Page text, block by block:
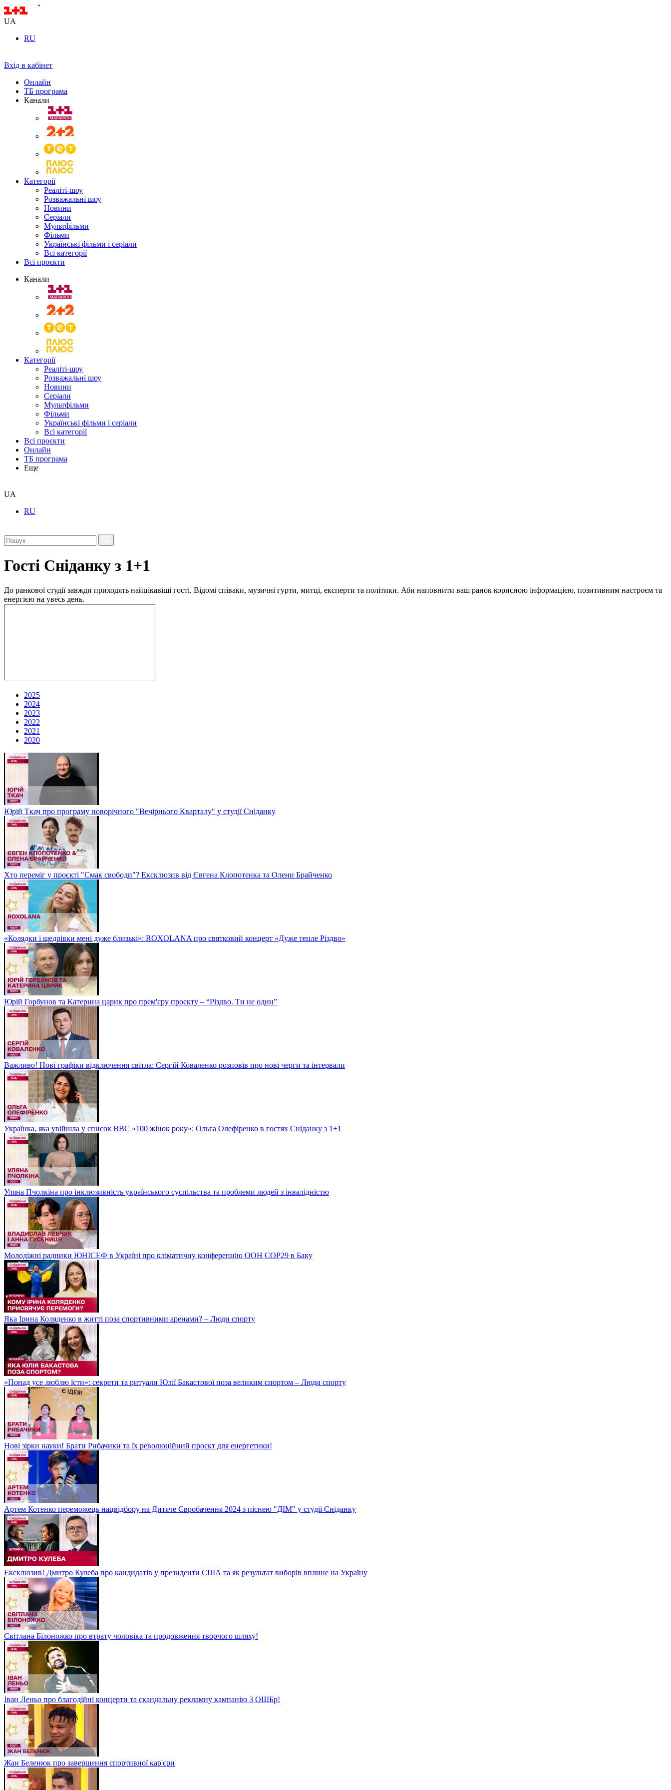
UA
RU
Вхід в кабінет
Онлайн
ТБ програма
Канали
Категорії
Реаліті-шоу
Розважальні шоу
Новини
Серіали
Мультфільми
Фільми
Українські фільми і серіали
Всі категорії
Всі проєкти
Канали
Категорії
Реаліті-шоу
Розважальні шоу
Новини
Серіали
Мультфільми
Фільми
Українські фільми і серіали
Всі категорії
Всі проєкти
Онлайн
ТБ програма
Еще
UA
RU
Гості Сніданку з 1+1
До ранкової студії завжди приходять найцікавіші гості. Відомі співаки, музичні гурти, митці, експерти та політики. Аби наповнити ваш ранок корисною інформацією, позитивним настроєм та
енергією на увесь день.
2025
2024
2023
2022
2021
2020
Юрій Ткач про програму новорічного "Вечірнього Кварталу" у студії Сніданку
Хто переміг у проєкті "Смак свободи"? Ексклюзив від Євгена Клопотенка та Олени Брайченко
«Колядки і щедрівки мені дуже близькі»: ROXOLANA про святковий концерт «Дуже тепле Різдво»
Юрій Горбунов та Катерина царик про прем'єру проєкту – “Різдво. Ти не один”
Важливо! Нові графіки відключення світла: Сергій Коваленко розповів про нові черги та інтервали
Українка, яка увійшла у список BBC «100 жінок року»: Ольга Олефіренко в гостях Сніданку з 1+1
Уляна Пчолкіна про інклюзивність українського суспільства та проблеми людей з інвалідністю
Молодіжні радники ЮНІСЕФ в Україні про кліматичну конференцію ООН COP29 в Баку
Яка Ірина Коляденко в житті поза спортивними аренами? – Люди спорту
«Понад усе люблю їсти»: секрети та ритуали Юлії Бакастової поза великим спортом – Люди спорту
Нові зірки науки! Брати Рибачики та їх революційний проєкт для енергетики!
Артем Котенко переможець нацвідбору на Дитяче Євробачення 2024 з піснею "ДІМ" у студії Сніданку
Ексклюзив! Дмитро Кулеба про кандидатів у президенти США та як результат виборів вплине на Україну
Світлана Білоножко про втрату чоловіка та продовження творчого шляху!
Іван Леньо про благодійні концерти та скандальну рекламну кампанію 3 ОШБр!
Жан Беленюк про завершення спортивної кар'єри